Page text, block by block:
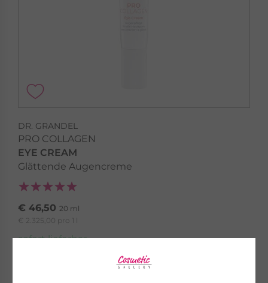
DR. GRANDEL
PRO COLLAGEN
EYE CREAM
Glättende Augencreme
€ 46,50 20 ml
€ 2.325,00 pro 1 l
sofort lieferbar
zum Produkt